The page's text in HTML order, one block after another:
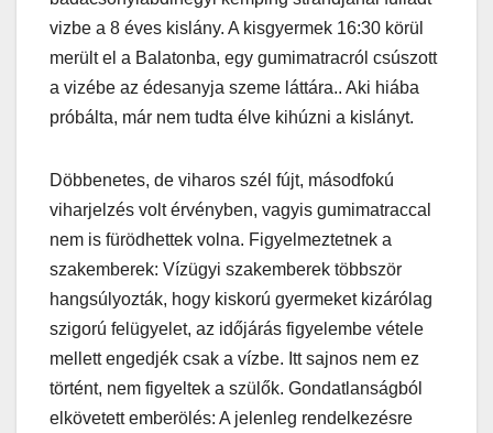
vizbe a 8 éves kislány. A kisgyermek 16:30 körül
merült el a Balatonba, egy gumimatracról csúszott
a vizébe az édesanyja szeme láttára.. Aki hiába
próbálta, már nem tudta élve kihúzni a kislányt.
Döbbenetes, de viharos szél fújt, másodfokú
viharjelzés volt érvényben, vagyis gumimatraccal
nem is fürödhettek volna. Figyelmeztetnek a
szakemberek: Vízügyi szakemberek többször
hangsúlyozták, hogy kiskorú gyermeket kizárólag
szigorú felügyelet, az időjárás figyelembe vétele
mellett engedjék csak a vízbe. Itt sajnos nem ez
történt, nem figyeltek a szülők. Gondatlanságból
elkövetett emberölés: A jelenleg rendelkezésre